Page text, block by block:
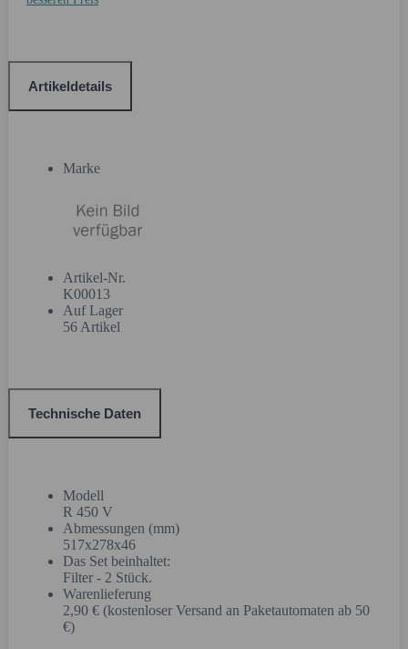
Artikeldetails
Marke
Artikel-Nr.
K00013
Auf Lager
56 Artikel
Technische Daten
Modell
R 450 V
Abmessungen (mm)
517x278x46
Das Set beinhaltet:
Filter - 2 Stück.
Warenlieferung
2,90 € (kostenloser Versand an Paketautomaten ab 50
€)